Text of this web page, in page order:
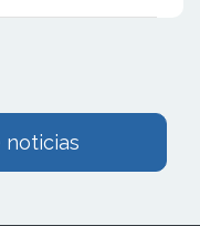
noticias